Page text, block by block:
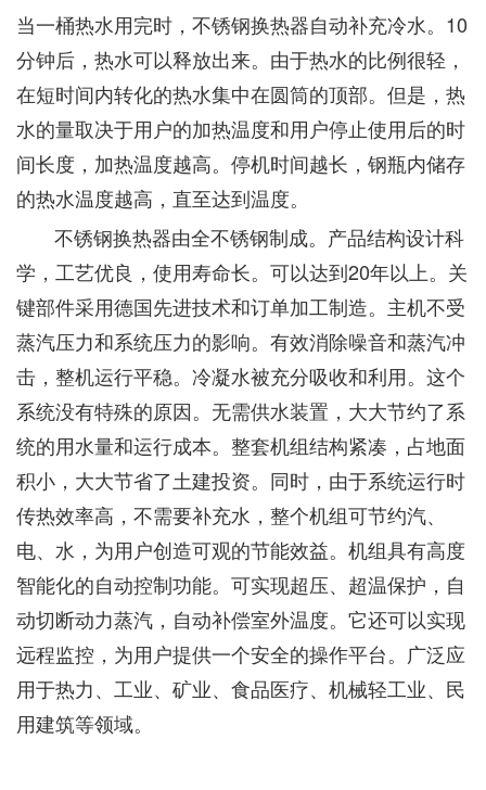
当一桶热水用完时，不锈钢换热器自动补充冷水。10
分钟后，热水可以释放出来。由于热水的比例很轻，
在短时间内转化的热水集中在圆筒的顶部。但是，热
水的量取决于用户的加热温度和用户停止使用后的时
间长度，加热温度越高。停机时间越长，钢瓶内储存
的热水温度越高，直至达到温度。
不锈钢换热器由全不锈钢制成。产品结构设计科
学，工艺优良，使用寿命长。可以达到20年以上。关
键部件采用德国先进技术和订单加工制造。主机不受
蒸汽压力和系统压力的影响。有效消除噪音和蒸汽冲
击，整机运行平稳。冷凝水被充分吸收和利用。这个
系统没有特殊的原因。无需供水装置，大大节约了系
统的用水量和运行成本。整套机组结构紧凑，占地面
积小，大大节省了土建投资。同时，由于系统运行时
传热效率高，不需要补充水，整个机组可节约汽、
电、水，为用户创造可观的节能效益。机组具有高度
智能化的自动控制功能。可实现超压、超温保护，自
动切断动力蒸汽，自动补偿室外温度。它还可以实现
远程监控，为用户提供一个安全的操作平台。广泛应
用于热力、工业、矿业、食品医疗、机械轻工业、民
用建筑等领域。